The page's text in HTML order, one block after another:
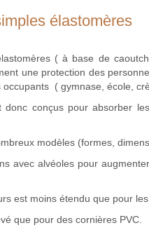
élastomères
( à base de
une protection des
( gymnase, école,
donc conçus pour absorber
modèles (formes,
avec alvéoles pour
est moins étendu que pour les
que pour des cornières PVC.